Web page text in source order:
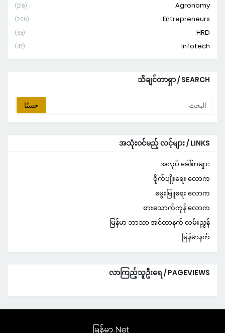
Agronomy
(216)
Entrepreneurs
(206)
HRD
(68)
Infotech
(42)
သိချင်တာရှာ / SEARCH
အသုံးဝင်မည့် လင့်များ / LINKS
အလုပ် ခေါ်စာများ
စိုက်ပျိုးရေး လောက
မွေးမြူရေး လောက
စားသောက်ကုန် လောက
မြန်မာ ဘာသာ အင်တာနက် လမ်းညွှန်
မြန်မာနက်
လာကြည့်သူဦးရေ / PAGEVIEWS